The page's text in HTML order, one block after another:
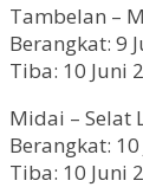
Tambelan –
Berangkat: 9
Tiba: 10 Juni
Midai – Selat
Berangkat:
Tiba: 10 Juni